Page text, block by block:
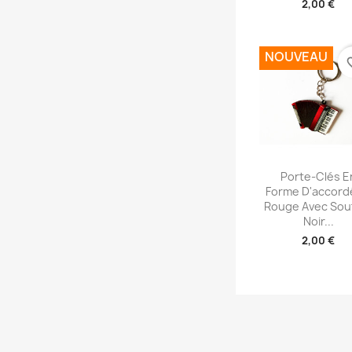
2,00 €
Aperçu
Porte-Clés
Forme
Rouge Avec
Noir...
2,00 €
NOUVEAU